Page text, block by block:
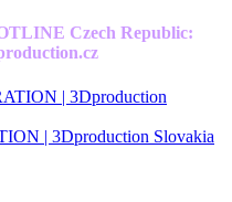
Czech Republic:
| 3Dproduction Slovakia